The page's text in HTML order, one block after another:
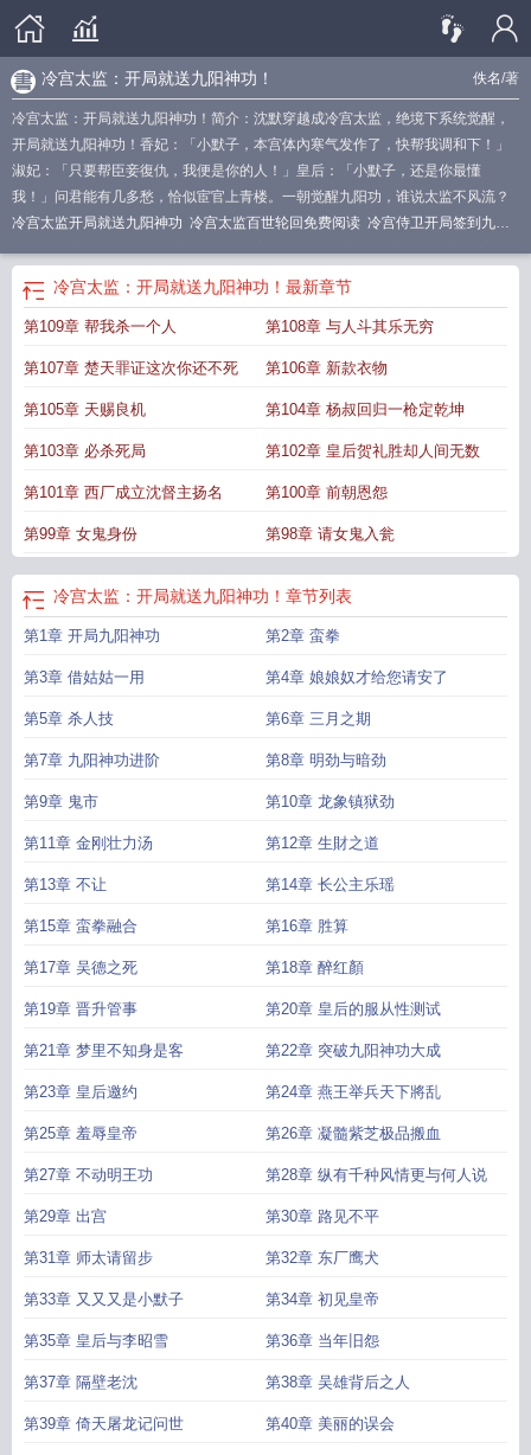
佚名/著
冷宫太监：开局就送九阳神功！
冷宫太监：开局就送九阳神功！简介：沈默穿越成冷宫太监，绝境下系统觉醒，
开局就送九阳神功！香妃：「小默子，本宫体內寒气发作了，快帮我调和下！」
淑妃：「只要帮臣妾復仇，我便是你的人！」皇后：「小默子，还是你最懂
我！」问君能有几多愁，恰似宦官上青楼。一朝觉醒九阳功，谁说太监不风流？
冷宫太监开局就送九阳神功 冷宫太监百世轮回免费阅读 冷宫侍卫开局签到九阳
冷宫太监签到 冷宫太监开局获得易筋经 冷宫太监逆袭合集
开局签到九阳神功牛有道
开局签到九阳神功冷宫扫地太监 重生冷宫的太监冷宫当太监绝世武功
冷宫太监：开局就送九阳神功！ 最新章节
第109章 帮我杀一个人 第108章 与人斗其乐无穷
第107章 楚天罪证这次你还不死 第106章 新款衣物
第105章 天赐良机 第104章 杨叔回归一枪定乾坤
第103章 必杀死局 第102章 皇后贺礼胜却人间无数
第101章 西厂成立沈督主扬名 第100章 前朝恩怨
第99章 女鬼身份 第98章 请女鬼入瓮
冷宫太监：开局就送九阳神功！ 章节列表
第1章 开局九阳神功 第2章 蛮拳
第3章 借姑姑一用 第4章 娘娘奴才给您请安了
第5章 杀人技 第6章 三月之期
第7章 九阳神功进阶 第8章 明劲与暗劲
第9章 鬼市 第10章 龙象镇狱劲
第11章 金刚壮力汤 第12章 生財之道
第13章 不让 第14章 长公主乐瑶
第15章 蛮拳融合 第16章 胜算
第17章 吴德之死 第18章 醉红顏
第19章 晋升管事 第20章 皇后的服从性测试
第21章 梦里不知身是客 第22章 突破九阳神功大成
第23章 皇后邀约 第24章 燕王举兵天下將乱
第25章 羞辱皇帝 第26章 凝髓紫芝极品搬血
第27章 不动明王功 第28章 纵有千种风情更与何人说
第29章 出宫 第30章 路见不平
第31章 师太请留步 第32章 东厂鹰犬
第33章 又又又是小默子 第34章 初见皇帝
第35章 皇后与李昭雪 第36章 当年旧怨
第37章 隔壁老沈 第38章 吴雄背后之人
第39章 倚天屠龙记问世 第40章 美丽的误会